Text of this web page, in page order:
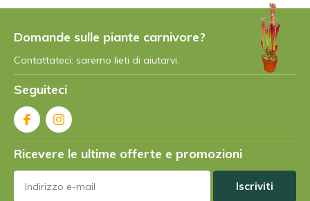
Domande sulle piante carnivore?
Contattateci: saremo lieti di aiutarvi.
Seguiteci
Ricevere le ultime offerte e promozioni
Iscriviti